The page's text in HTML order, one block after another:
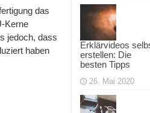
das
Kerne
jedoch, dass
haben
Erklärvideos
erstellen: Die
besten Tipps
26. Mai 2020